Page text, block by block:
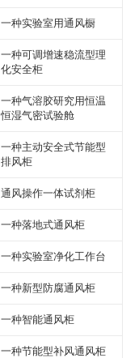
一种实验室用通风橱
一种可调增速稳流型理
化安全柜
一种气溶胶研究用恒温
恒湿气密试验舱
一种主动安全式节能型
排风柜
通风操作一体试剂柜
一种落地式通风柜
一种实验室净化工作台
一种新型防腐通风柜
一种智能通风柜
一种节能型补风通风柜